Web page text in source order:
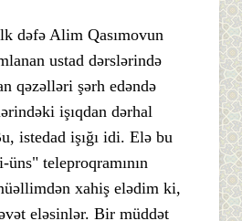
dəfə Alim Qasımovun
ustad dərslərində
qəzəlləri şərh edəndə
işıqdan dərhal
istedad işığı idi. Elə bu
teleproqramının
xahiş elədim ki,
eləsinlər. Bir müddət